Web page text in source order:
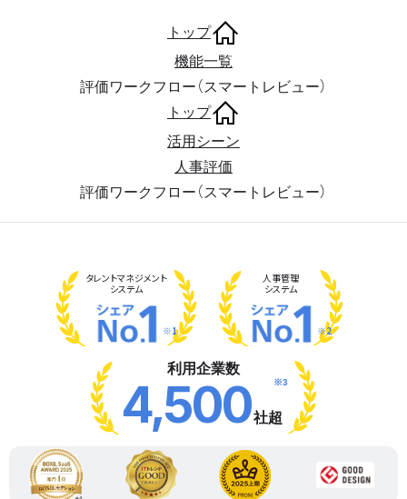
トップ
機能一覧
評価ワークフロー（スマートレビュー）
トップ
活用シーン
人事評価
評価ワークフロー（スマートレビュー）
タレントマネジメント
システム
※1
人事管理
システム
※2
利用企業数
4,500社超
※3